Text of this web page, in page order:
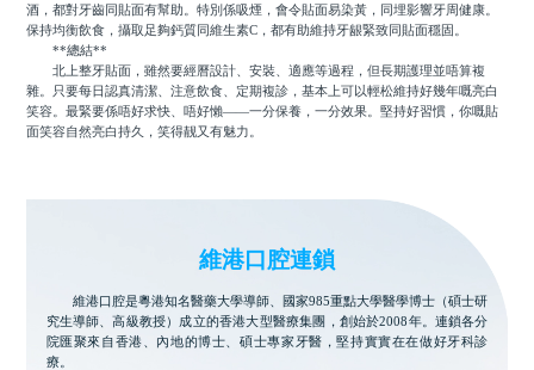
酒，都對牙齒同貼面有幫助。特別係吸煙，會令貼面易染黃，同埋影響牙周健康。
保持均衡飲食，攝取足夠鈣質同維生素C，都有助維持牙龈緊致同貼面穩固。
**總結**
北上整牙貼面，雖然要經曆設計、安裝、適應等過程，但長期護理並唔算複
雜。只要每日認真清潔、注意飲食、定期複診，基本上可以輕松維持好幾年嘅亮白
笑容。最緊要係唔好求快、唔好懶——一分保養，一分效果。堅持好習慣，你嘅貼
面笑容自然亮白持久，笑得靓又有魅力。
維港口腔連鎖
維港口腔是粵港知名醫藥大學導師、國家985重點大學醫學博士（碩士研
究生導師、高級教授）成立的香港大型醫療集團，創始於2008年。連鎖各分
院匯聚來自香港、內地的博士、碩士專家牙醫，堅持實實在在做好牙科診
療。